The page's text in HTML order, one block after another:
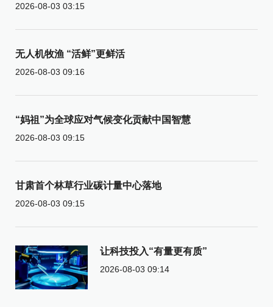
2026-08-03 03:15
无人机牧渔 “活鲜”更鲜活
2026-08-03 09:16
“妈祖”为全球应对气候变化贡献中国智慧
2026-08-03 09:15
甘肃首个林草行业碳计量中心落地
2026-08-03 09:15
让科技投入“有量更有质”
2026-08-03 09:14